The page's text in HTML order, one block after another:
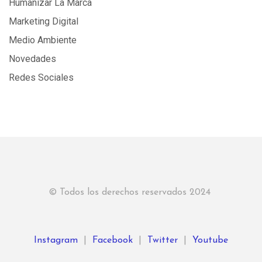
Humanizar La Marca
Marketing Digital
Medio Ambiente
Novedades
Redes Sociales
© Todos los derechos reservados 2024
Instagram Facebook Twitter Youtube